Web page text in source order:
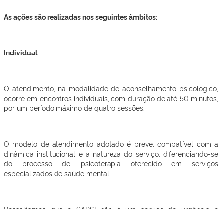
As ações são realizadas nos seguintes âmbitos:
Individual
O atendimento, na modalidade de aconselhamento psicológico,
ocorre em encontros individuais, com duração de até 50 minutos,
por um período máximo de quatro sessões.
O modelo de atendimento adotado é breve, compatível com a
dinâmica institucional e a natureza do serviço, diferenciando-se
do processo de psicoterapia oferecido em serviços
especializados de saúde mental.